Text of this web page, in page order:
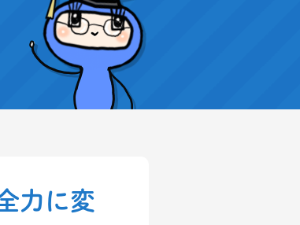
力に変